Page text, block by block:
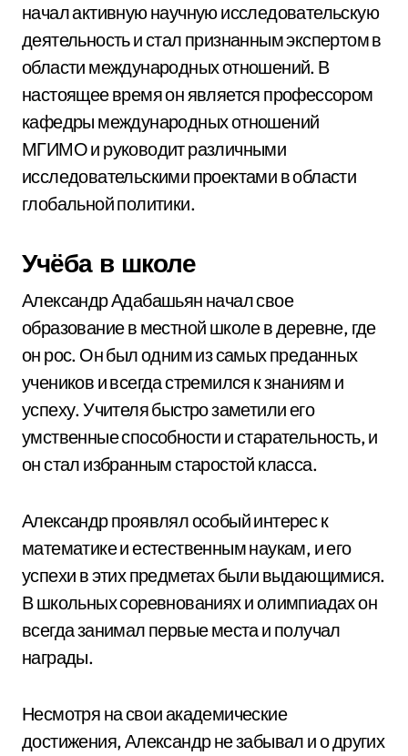
начал активную научную исследовательскую
деятельность и стал признанным экспертом в
области международных отношений. В
настоящее время он является профессором
кафедры международных отношений
МГИМО и руководит различными
исследовательскими проектами в области
глобальной политики.
Учёба в школе
Александр Адабашьян начал свое
образование в местной школе в деревне, где
он рос. Он был одним из самых преданных
учеников и всегда стремился к знаниям и
успеху. Учителя быстро заметили его
умственные способности и старательность, и
он стал избранным старостой класса.
Александр проявлял особый интерес к
математике и естественным наукам, и его
успехи в этих предметах были выдающимися.
В школьных соревнованиях и олимпиадах он
всегда занимал первые места и получал
награды.
Несмотря на свои академические
достижения, Александр не забывал и о других